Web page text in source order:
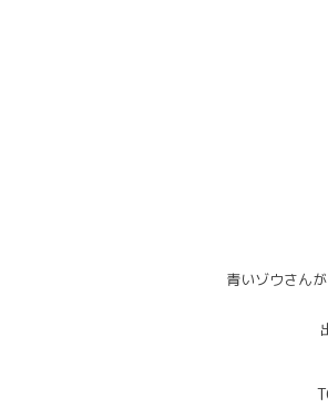
青いゾウさん